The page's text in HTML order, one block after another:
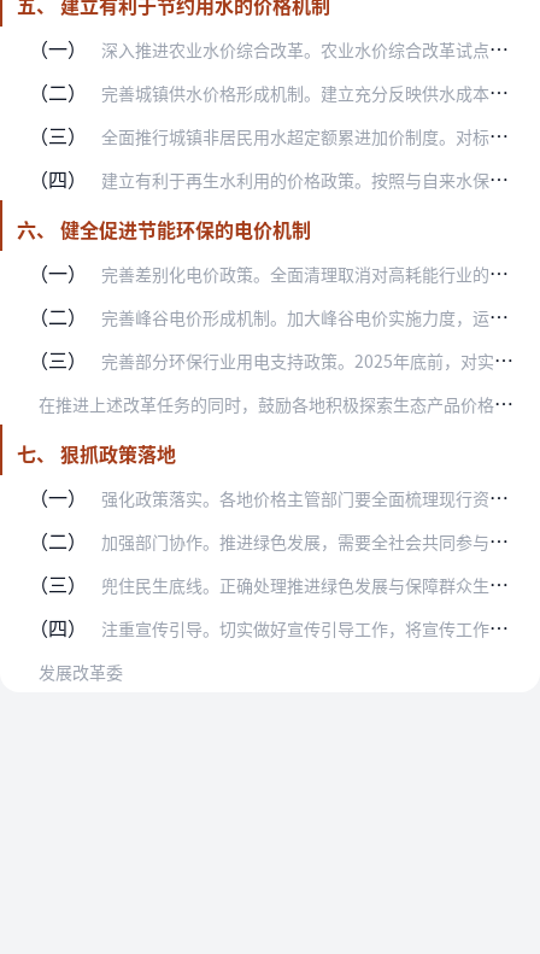
（一）
深入推进农业水价综合改革。农业水价综合改革试点地区要将农业水价一步或分步提高到运行维护成本水平，有条件的地区提高到完全成本水平，全面实行超定额用水累进加价，并同…
（二） 完善城镇供水价格形成机制。建立充分反映供水成本、激励提升供水质量的价格形成和动态调整机制，逐步将居民用水价格调整至不低于成本水平，非居民用水价格调整至补偿成本并…
（三） 全面推行城镇非居民用水超定额累进加价制度。对标先进企业，科学制定用水定额并动态调整，合理确定分档水量和加价标准，2020年底前要全面落实到位。缺水地区要从紧制定…
（四） 建立有利于再生水利用的价格政策。按照与自来水保持竞争优势的原则确定再生水价格，推动园林绿化、道路清扫、消防等公共领域使用再生水。具备条件的可协商定价，探索实行累…
六、 健全促进节能环保的电价机制
（一）
完善差别化电价政策。全面清理取消对高耗能行业的优待类电价以及其他各种不合理价格优惠政策。严格落实铁合金、电石、烧碱、水泥、钢铁、黄磷、锌冶炼等7个行业的差别电价…
（二） 完善峰谷电价形成机制。加大峰谷电价实施力度，运用价格信号引导电力削峰填谷。省级价格主管部门可在销售电价总水平不变的前提下，建立峰谷电价动态调整机制，进一步扩大销…
（三） 完善部分环保行业用电支持政策。2025年底前，对实行两部制电价的污水处理企业用电、电动汽车集中式充换电设施用电、港口岸电运营商用电、海水淡化用电，免收需量（容量…
在
推进上述改革任务的同时，鼓励各地积极探索生态产品价格形成机制、碳排放权交易、可再生能源强制配额和绿证交易制度等绿色价格政策，对影响面大、制约因素复杂的政策措施…
七、 狠抓政策落地
（一）
强化政策落实。各地价格主管部门要全面梳理现行资源环境价格政策落实情况，发现问题及时改进，对落实不力的要强化问责。对新出台的政策要建立落实台账，逐项明确时间表、路…
（二） 加强部门协作。推进绿色发展，需要全社会共同参与。各级价格主管部门要主动与相关部门加强协作，统筹运用价格、环保、财政、金融、投资、产业等政策措施，形成政策合力，共…
（三） 兜住民生底线。正确处理推进绿色发展与保障群众生活的关系，充分考虑社会承受能力尤其是低收入群体承受能力，完善并执行好社会救助和保障标准与物价上涨挂钩的联动机制，采…
（四）
注重宣传引导。切实做好宣传引导工作，将宣传工作与政策制定放在同等重要位置，同研究、同部署、同落实，最大限度凝聚社会共识，强化全社会节约资源、保护环境、促进绿色发…
发展改革委